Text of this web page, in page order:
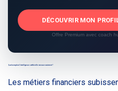
DÉCOUVRIR MON
Offre Premium avec coach
Quels emplois l’intelligence artificielle menace vraiment ?
Les métiers financiers